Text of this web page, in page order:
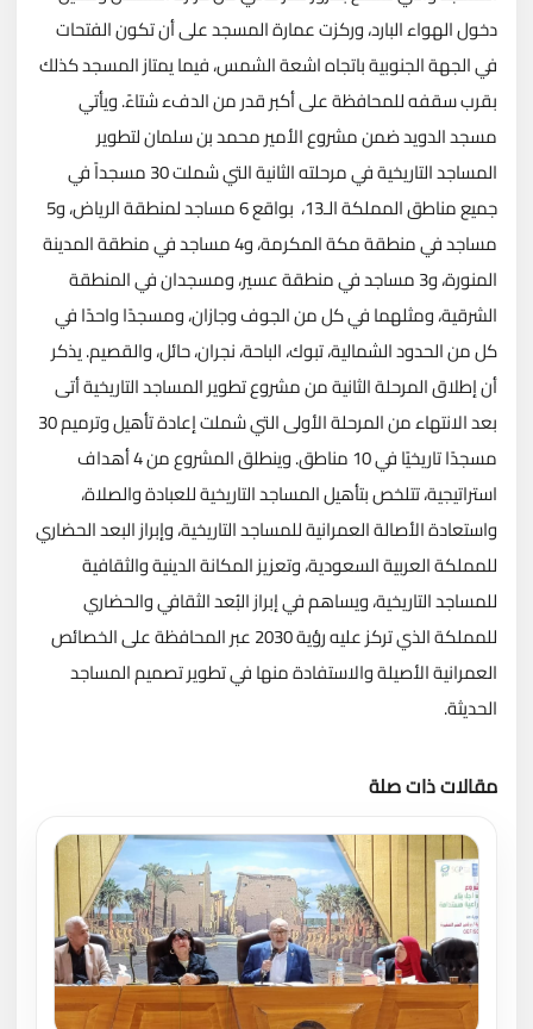
دخول الهواء البارد، وركزت عمارة المسجد على أن تكون الفتحات
في الجهة الجنوبية باتجاه اشعة الشمس، فيما يمتاز المسجد كذلك
بقرب سقفه للمحافظة على أكبر قدر من الدفء شتاءً. ويأتي
مسجد الدويد ضمن مشروع الأمير محمد بن سلمان لتطوير
المساجد التاريخية في مرحلته الثانية التي شملت 30 مسجداً في
جميع مناطق المملكة الـ13، ‏‎ بواقع 6 مساجد لمنطقة الرياض، و5
مساجد في منطقة مكة المكرمة، و4 مساجد في منطقة المدينة
المنورة، و3 مساجد في منطقة عسير، ومسجدان في المنطقة
الشرقية، ومثلهما في كل من الجوف وجازان، ومسجدًا واحدًا في
كل من الحدود الشمالية، تبوك، الباحة، نجران، حائل، والقصيم. يذكر
أن إطلاق المرحلة الثانية من مشروع تطوير المساجد التاريخية أتى
بعد الانتهاء من المرحلة الأولى التي شملت إعادة تأهيل وترميم 30
مسجدًا تاريخيًا في 10 مناطق. وينطلق المشروع من 4 أهداف
استراتيجية، تتلخص بتأهيل المساجد التاريخية للعبادة والصلاة،
واستعادة الأصالة العمرانية للمساجد التاريخية، وإبراز البعد الحضاري
للمملكة العربية السعودية، وتعزيز المكانة الدينية والثقافية
للمساجد التاريخية، ويساهم في إبراز البُعد الثقافي والحضاري
للمملكة الذي تركز عليه رؤية 2030 عبر المحافظة على الخصائص
العمرانية الأصيلة والاستفادة منها في تطوير تصميم المساجد
الحديثة.
مقالات ذات صلة